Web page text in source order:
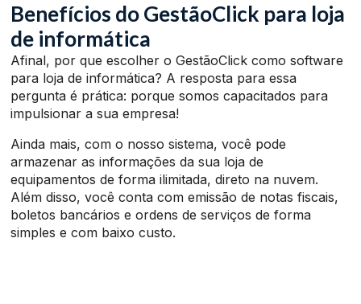
Benefícios do GestãoClick para loja
de informática
Afinal, por que escolher o GestãoClick como software
para loja de informática? A resposta para essa
pergunta é prática: porque somos capacitados para
impulsionar a sua empresa!
Ainda mais, com o nosso sistema, você pode
armazenar as informações da sua loja de
equipamentos de forma ilimitada, direto na nuvem.
Além disso, você conta com emissão de notas fiscais,
boletos bancários e ordens de serviços de forma
simples e com baixo custo.